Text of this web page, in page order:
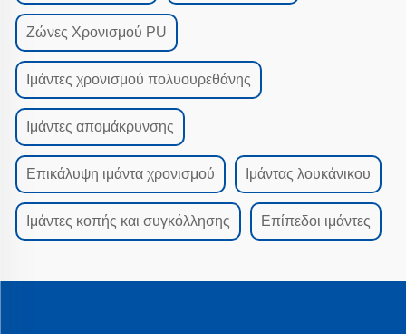
Ζώνες Χρονισμού PU
Ιμάντες χρονισμού πολυουρεθάνης
Ιμάντες απομάκρυνσης
Επικάλυψη ιμάντα χρονισμού Ιμάντας λουκάνικου
Ιμάντες κοπής και συγκόλλησης Επίπεδοι ιμάντες